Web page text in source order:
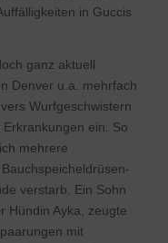
in Guccis
ganz aktuell
Denver u.a. mehrfach
Wurfgeschwistern
ein. So
mehrere
verstarb. Ein Sohn
Hündin Ayka, zeugte
mit